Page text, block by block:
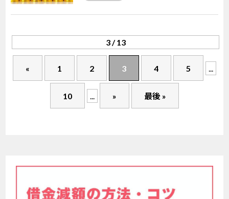
融からの取り立て […]
3 / 13
« 1 2 3 4 5
10 » 最後 »